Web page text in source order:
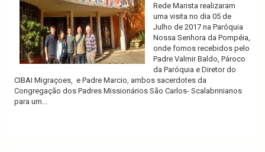
Rede Marista realizaram
uma visita no dia 05 de
Julho de 2017 na Paróquia
Nossa Senhora da Pompéia,
onde fomos recebidos pelo
Padre Valmir Baldo, Pároco
da Paróquia e Diretor do
CIBAI Migraçoes, e Padre Marcio, ambos sacerdotes da
Congregação dos Padres Missionários São Carlos- Scalabrinianos
para um...